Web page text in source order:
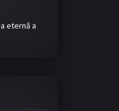
eternă a